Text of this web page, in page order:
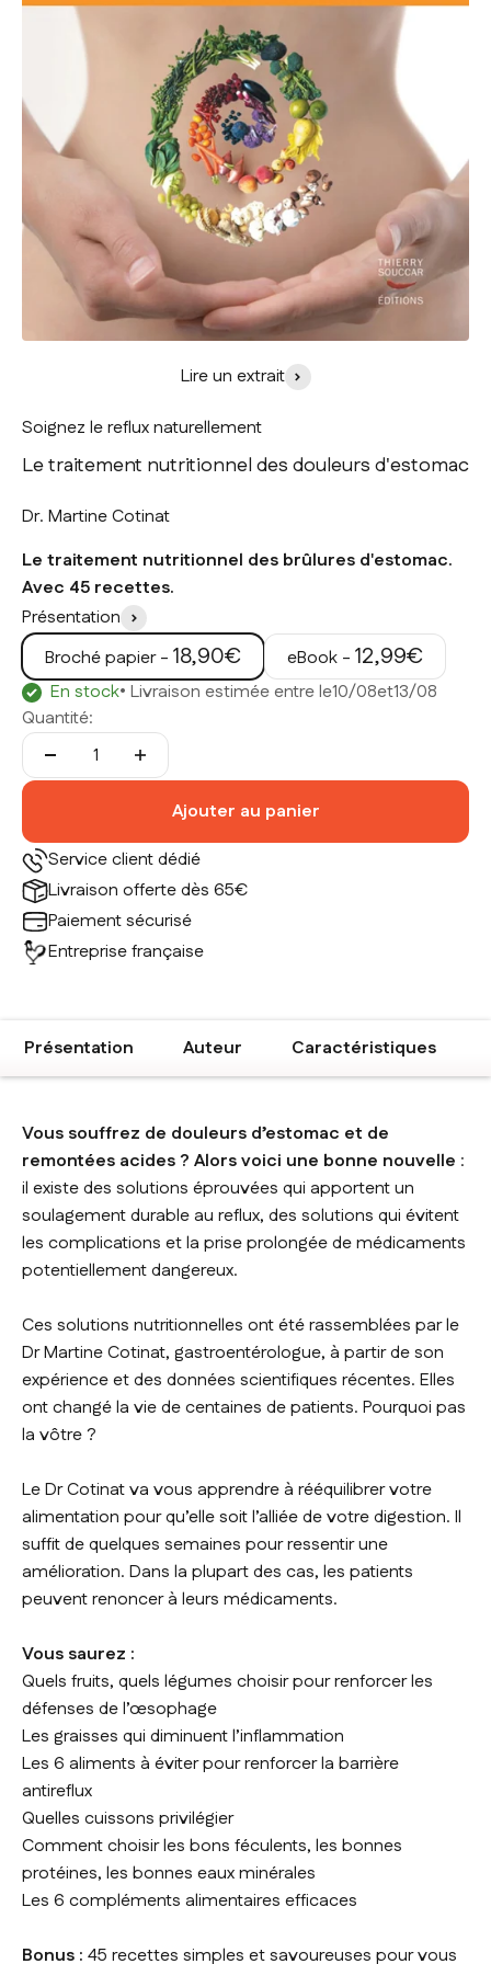
Lire un extrait
Soignez le reflux naturellement
Le traitement nutritionnel des douleurs d'estomac
Dr. Martine Cotinat
Le traitement nutritionnel des brûlures d'estomac.
Avec 45 recettes.
Présentation
Broché papier - Prix de vente
18,90€ eBook - Prix de vente
12,99€
En stock• Livraison estimée entre le10/08et13/08
Quantité:
Ajouter au panier
Service client dédié
Livraison offerte dès 65€
Paiement sécurisé
Entreprise française
Présentation Auteur Caractéristiques
Vous souffrez de douleurs d’estomac et de
remontées acides ? Alors voici une bonne nouvelle :
il existe des solutions éprouvées qui apportent un
soulagement durable au reflux, des solutions qui évitent
les complications et la prise prolongée de médicaments
potentiellement dangereux.
Ces solutions nutritionnelles ont été rassemblées par le
Dr Martine Cotinat, gastroentérologue, à partir de son
expérience et des données scientifiques récentes. Elles
ont changé la vie de centaines de patients. Pourquoi pas
la vôtre ?
Le Dr Cotinat va vous apprendre à rééquilibrer votre
alimentation pour qu’elle soit l’alliée de votre digestion. Il
suffit de quelques semaines pour ressentir une
amélioration. Dans la plupart des cas, les patients
peuvent renoncer à leurs médicaments.
Vous saurez :
Quels fruits, quels légumes choisir pour renforcer les
défenses de l’œsophage
Les graisses qui diminuent l’inflammation
Les 6 aliments à éviter pour renforcer la barrière
antireflux
Quelles cuissons privilégier
Comment choisir les bons féculents, les bonnes
protéines, les bonnes eaux minérales
Les 6 compléments alimentaires efficaces
Bonus : 45 recettes simples et savoureuses pour vous